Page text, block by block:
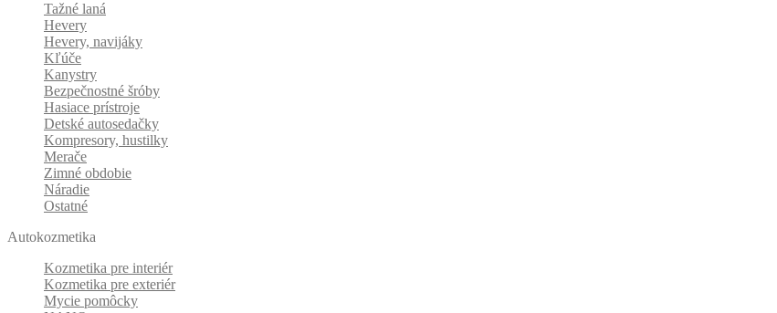
Tažné laná
Hevery
Hevery, navijáky
Kľúče
Kanystry
Bezpečnostné šróby
Hasiace prístroje
Detské autosedačky
Kompresory, hustilky
Merače
Zimné obdobie
Náradie
Ostatné
Autokozmetika
Kozmetika pre interiér
Kozmetika pre exteriér
Mycie pomôcky